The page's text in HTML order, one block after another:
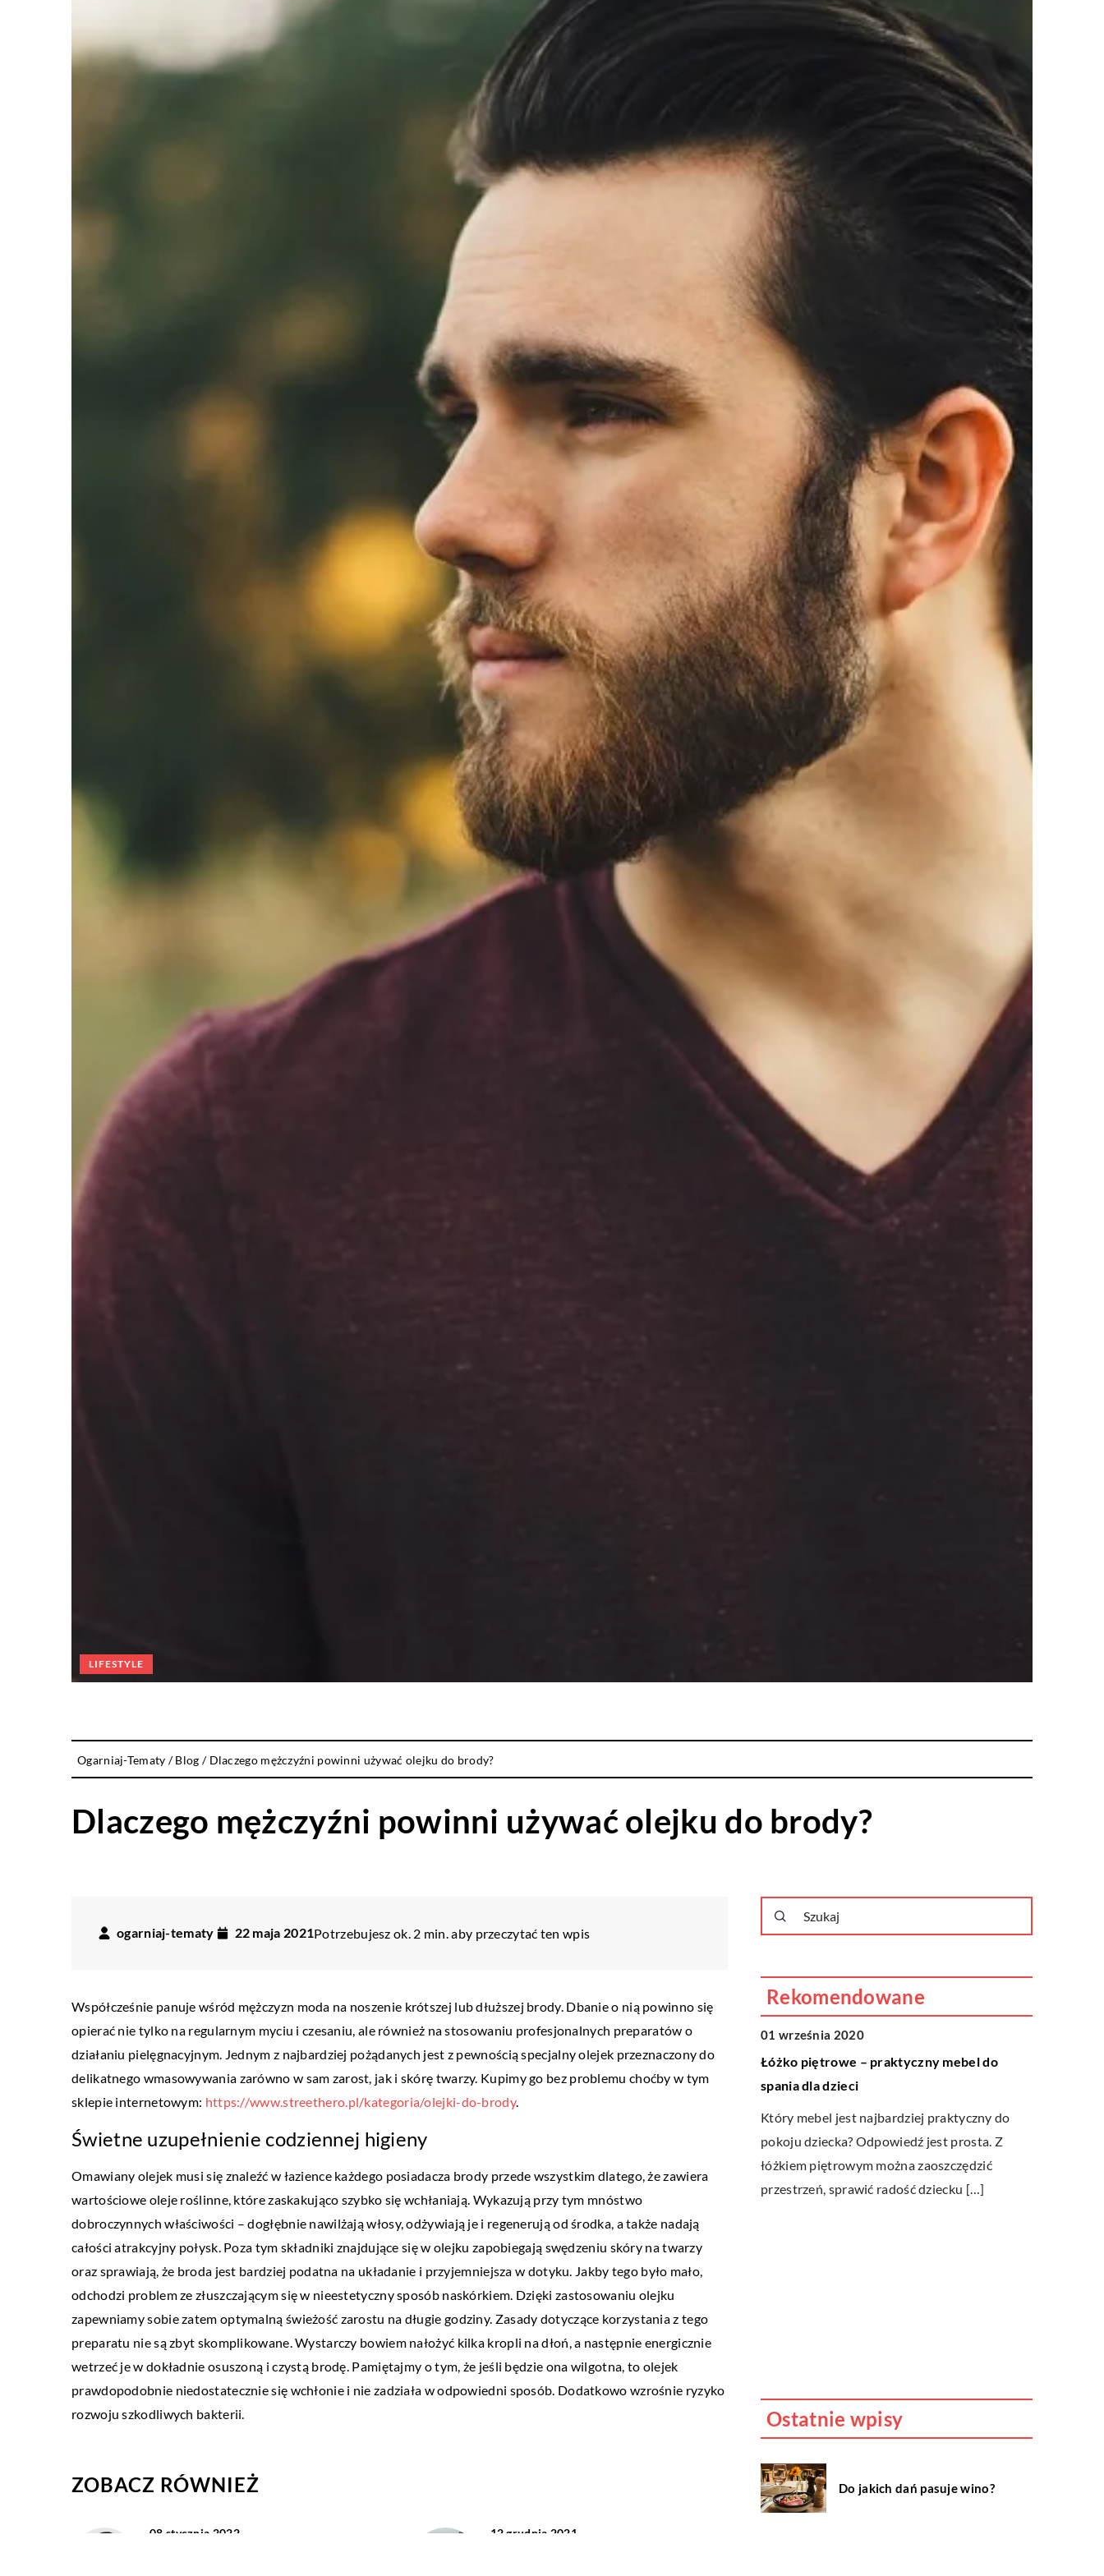
LIFESTYLE
Ogarniaj-Tematy /Blog / Dlaczego mężczyźni powinni używać olejku do brody?
Dlaczego mężczyźni powinni używać olejku do brody?
ogarniaj-tematy 22 maja 2021Potrzebujesz ok. 2 min. aby przeczytać ten wpis
Współcześnie panuje wśród mężczyzn moda na noszenie krótszej lub dłuższej brody. Dbanie o nią powinno się
opierać nie tylko na regularnym myciu i czesaniu, ale również na stosowaniu profesjonalnych preparatów o
działaniu pielęgnacyjnym. Jednym z najbardziej pożądanych jest z pewnością specjalny olejek przeznaczony do
delikatnego wmasowywania zarówno w sam zarost, jak i skórę twarzy. Kupimy go bez problemu choćby w tym
sklepie internetowym: https://www.streethero.pl/kategoria/olejki-do-brody.
Świetne uzupełnienie codziennej higieny
Omawiany olejek musi się znaleźć w łazience każdego posiadacza brody przede wszystkim dlatego, że zawiera
wartościowe oleje roślinne, które zaskakująco szybko się wchłaniają. Wykazują przy tym mnóstwo
dobroczynnych właściwości – dogłębnie nawilżają włosy, odżywiają je i regenerują od środka, a także nadają
całości atrakcyjny połysk. Poza tym składniki znajdujące się w olejku zapobiegają swędzeniu skóry na twarzy
oraz sprawiają, że broda jest bardziej podatna na układanie i przyjemniejsza w dotyku. Jakby tego było mało,
odchodzi problem ze złuszczającym się w nieestetyczny sposób naskórkiem. Dzięki zastosowaniu olejku
zapewniamy sobie zatem optymalną świeżość zarostu na długie godziny. Zasady dotyczące korzystania z tego
preparatu nie są zbyt skomplikowane. Wystarczy bowiem nałożyć kilka kropli na dłoń, a następnie energicznie
wetrzeć je w dokładnie osuszoną i czystą brodę. Pamiętajmy o tym, że jeśli będzie ona wilgotna, to olejek
prawdopodobnie niedostatecznie się wchłonie i nie zadziała w odpowiedni sposób. Dodatkowo wzrośnie ryzyko
rozwoju szkodliwych bakterii.
ZOBACZ RÓWNIEŻ
08 stycznia 2022 12 grudnia 2021
Rekomendowane
23 lipca 2020
Praktyczne akcesoria, które polepszą
funkcjonalność w miejscach publicznych
pomysłu na to jak wyróżnić swoją firmę w
OGRÓD I DOM
Po co nam są gzymsy styropianowe?
Sztukateria stosowana na elewacji budynku
spełnia kilka funkcji. Oprócz ułatwienia prac
budowlanych podnosi atrakcyjność obiektu i
pozwala dopasować bryłę budynku […]
OGRÓD I DOM
01 września 2020
Łóżko piętrowe – praktyczny mebel do
spania dla dzieci
Który mebel jest najbardziej praktyczny do
pokoju dziecka? Odpowiedź jest prosta. Z
łóżkiem piętrowym można zaoszczędzić
przestrzeń, sprawić radość dziecku […]
Ostatnie wpisy
Do jakich dań pasuje wino?